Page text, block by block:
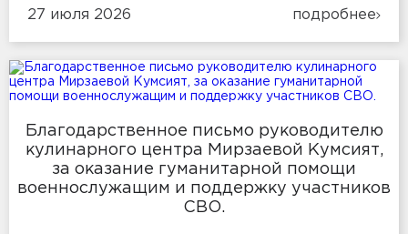
27 июля 2026 подробнее
Благодарственное письмо руководителю
кулинарного центра Мирзаевой Кумсият,
за оказание гуманитарной помощи
военнослужащим и поддержку участников
СВО.